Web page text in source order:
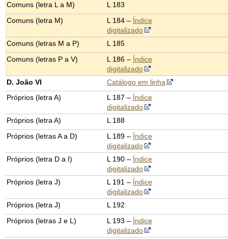
Comuns (letra L a M)
L 183
Comuns (letra M)
L 184 – Índice
digitalizado
Comuns (letras M a P)
L 185
Comuns (letras P a V)
L 186 – Índice
digitalizado
D. João VI
Catálogo em linha
Próprios (letra A)
L 187 – Índice
digitalizado
Próprios (letra A)
L 188
Próprios (letras A a D)
L 189 – Índice
digitalizado
Próprios (letra D a I)
L 190 – Índice
digitalizado
Próprios (letra J)
L 191 – Índice
digitalizado
Próprios (letra J)
L 192
Próprios (letras J e L)
L 193 – Índice
digitalizado